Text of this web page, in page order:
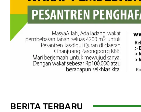
BERITA TERBARU